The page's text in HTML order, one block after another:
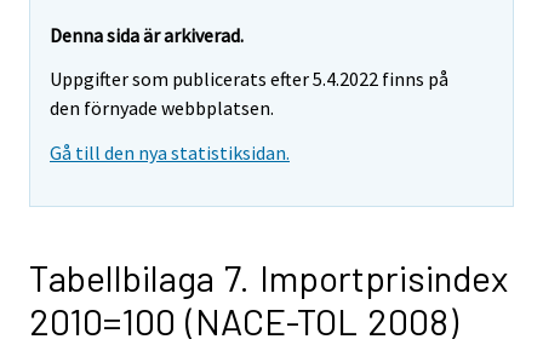
Denna sida är arkiverad.
Uppgifter som publicerats efter 5.4.2022 finns på
den förnyade webbplatsen.
Gå till den nya statistiksidan.
Tabellbilaga 7. Importprisindex
2010=100 (NACE-TOL 2008)